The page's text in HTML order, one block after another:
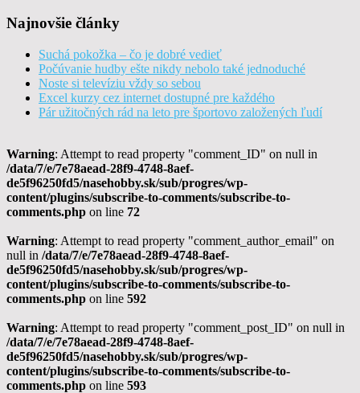
Najnovšie články
Suchá pokožka – čo je dobré vedieť
Počúvanie hudby ešte nikdy nebolo také jednoduché
Noste si televíziu vždy so sebou
Excel kurzy cez internet dostupné pre každého
Pár užitočných rád na leto pre športovo založených ľudí
Warning: Attempt to read property "comment_ID" on null in
/data/7/e/7e78aead-28f9-4748-8aef-
de5f96250fd5/nasehobby.sk/sub/progres/wp-
content/plugins/subscribe-to-comments/subscribe-to-
comments.php on line 72
Warning: Attempt to read property "comment_author_email" on
null in /data/7/e/7e78aead-28f9-4748-8aef-
de5f96250fd5/nasehobby.sk/sub/progres/wp-
content/plugins/subscribe-to-comments/subscribe-to-
comments.php on line 592
Warning: Attempt to read property "comment_post_ID" on null in
/data/7/e/7e78aead-28f9-4748-8aef-
de5f96250fd5/nasehobby.sk/sub/progres/wp-
content/plugins/subscribe-to-comments/subscribe-to-
comments.php on line 593